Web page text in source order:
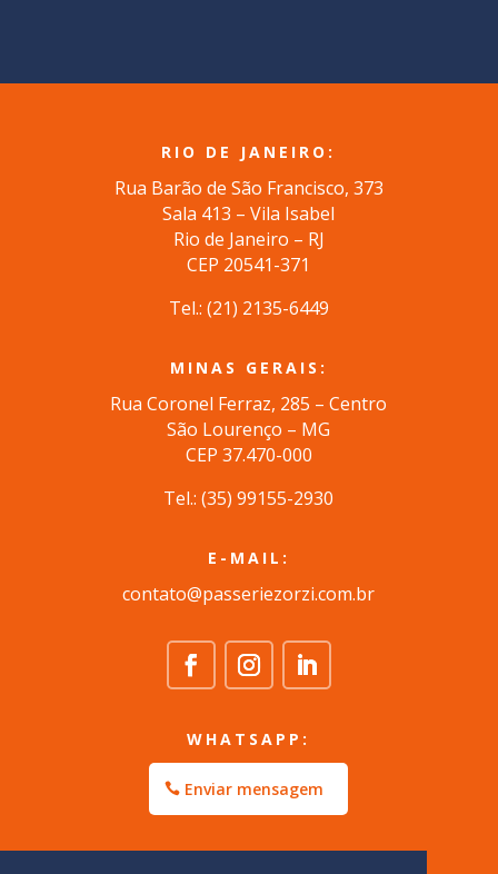
RIO DE JANEIRO:
Rua Barão de São Francisco, 373
Sala 413 – Vila Isabel
Rio de Janeiro – RJ
CEP 20541-371
Tel.: (21) 2135-6449
MINAS GERAIS:
Rua Coronel Ferraz, 285 – Centro
São Lourenço – MG
CEP 37.470-000
Tel.: (35) 99155-2930
E-MAIL:
contato@passeriezorzi.com.br
WHATSAPP:
Enviar mensagem